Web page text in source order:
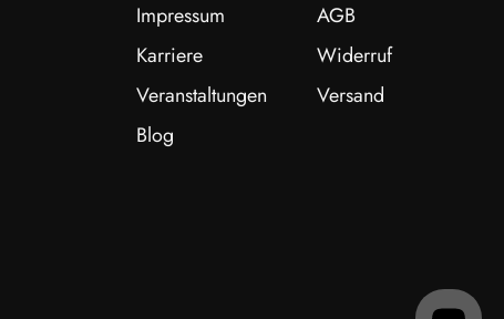
Impressum
Karriere
Veranstaltungen
Blog
AGB
Widerruf
Versand